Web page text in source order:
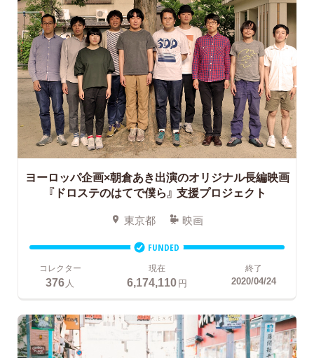
ヨーロッパ企画×朝倉あき出演のオリジナル長編映画
『ドロステのはてで僕ら』 支援プロジェクト
東京都 映画
FUNDED
コレクター
376人
現在
6,174,110円
終了
2020/04/24